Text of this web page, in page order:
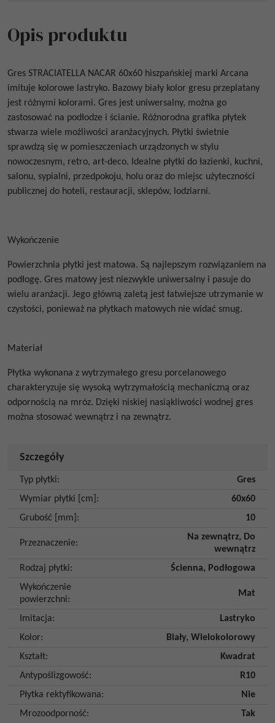
Opis produktu
Gres STRACIATELLA NACAR 60x60 hiszpańskiej marki Arcana
imituje kolorowe lastryko. Bazowy biały kolor gresu przeplatany
jest różnymi kolorami. Gres jest uniwersalny, można go
zastosować na podłodze i ścianie. Różnorodna grafika płytek
stwarza wiele możliwości aranżacyjnych. Płytki świetnie
sprawdzą się w pomieszczeniach urządzonych w stylu
nowoczesnym, retro, art-deco. Idealne płytki do łazienki, kuchni,
salonu, sypialni, przedpokoju, holu oraz do miejsc użyteczności
publicznej do hoteli, restauracji, sklepów, lodziarni.
Wykończenie
Powierzchnia płytki jest matowa. Są najlepszym rozwiązaniem na
podłogę. Gres matowy jest niezwykle uniwersalny i pasuje do
wielu aranżacji. Jego główną zaletą jest łatwiejsze utrzymanie w
czystości, ponieważ na płytkach matowych nie widać smug.
Materiał
Płytka wykonana z wytrzymałego gresu porcelanowego
charakteryzuje się wysoką wytrzymałością mechaniczną oraz
odpornością na mróz. Dzięki niskiej nasiąkliwości wodnej gres
można stosować wewnątrz i na zewnątrz.
Szczegóły
Typ płytki:
Gres
Wymiar płytki [cm] :
60x60
Grubość [mm] : 10
Przeznaczenie:
Na zewnątrz, Do
wewnątrz
Rodzaj płytki: Ścienna, Podłogowa
Wykończenie
powierzchni:
Mat
Imitacja:
Lastryko
Kolor: Biały, Wielokolorowy
Kształt:
Kwadrat
Antypoślizgowość:
R10
Płytka rektyfikowana:
Nie
Mrozoodporność: Tak